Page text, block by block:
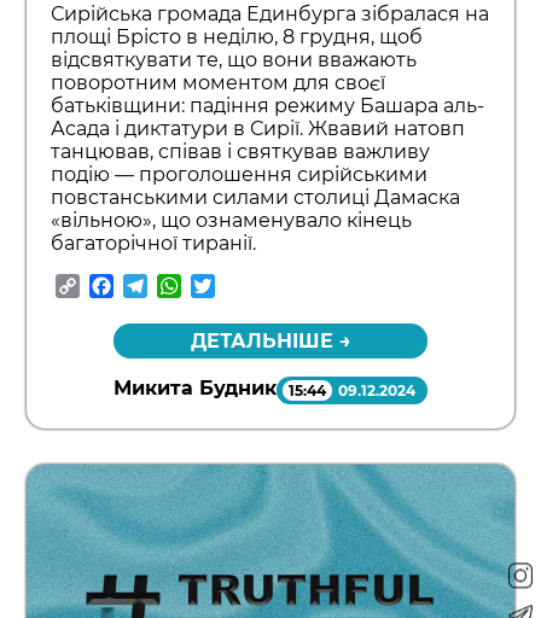
Сирійська громада Единбурга зібралася на
площі Брісто в неділю, 8 грудня, щоб
відсвяткувати те, що вони вважають
поворотним моментом для своєї
батьківщини: падіння режиму Башара аль-
Асада і диктатури в Сирії. Жвавий натовп
танцював, співав і святкував важливу
подію — проголошення сирійськими
повстанськими силами столиці Дамаска
«вільною», що ознаменувало кінець
багаторічної тиранії.
CopyFacebook
TelegramWhatsApp
ДЕТАЛЬНІШЕ →
Микита Будник 15:44 09.12.2024